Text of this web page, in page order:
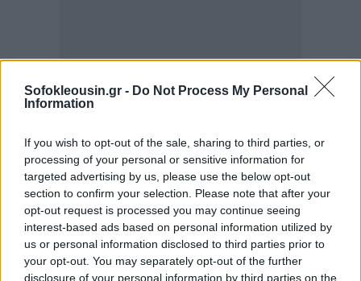
Sofokleousin.gr - Do Not Process My Personal
Information
If you wish to opt-out of the sale, sharing to third parties, or
processing of your personal or sensitive information for
targeted advertising by us, please use the below opt-out
section to confirm your selection. Please note that after your
opt-out request is processed you may continue seeing
interest-based ads based on personal information utilized by
us or personal information disclosed to third parties prior to
your opt-out. You may separately opt-out of the further
disclosure of your personal information by third parties on the